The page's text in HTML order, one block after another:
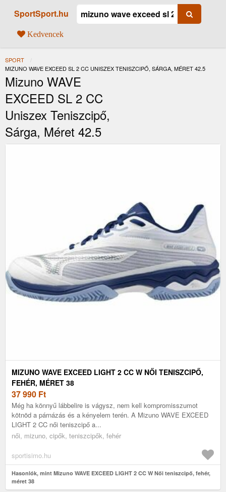
SportSport.hu
Kedvencek
SPORT
JELENLEGI:
MIZUNO WAVE EXCEED SL 2 CC UNISZEX TENISZCIPŐ, SÁRGA, MÉRET 42.5
Mizuno WAVE
EXCEED SL 2 CC
Uniszex Teniszcipő,
Sárga, Méret 42.5
MIZUNO WAVE EXCEED LIGHT 2 CC W NŐI TENISZCIPŐ,
FEHÉR, MÉRET 38
37 990 Ft
Még ha könnyű lábbelire is vágysz, nem kell kompromisszumot
kötnöd a párnázás és a kényelem terén. A Mizuno WAVE EXCEED
LIGHT 2 CC női teniszcipő a...
női, mizuno, cipők, teniszcipők, fehér
sportisimo.hu
Hasonlók, mint Mizuno WAVE EXCEED LIGHT 2 CC W Női teniszcipő, fehér,
méret 38